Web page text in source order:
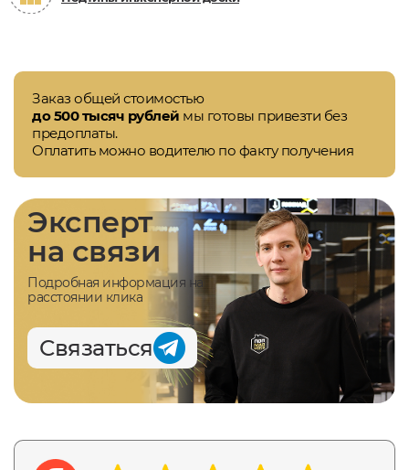
Заказ общей стоимостью
до 500 тысяч рублей мы готовы привезти без
предоплаты.
Оплатить можно водителю по факту получения
Эксперт
на связи
Подробная информация на
расстоянии клика
Связаться